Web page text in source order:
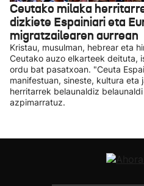
Ceutako milaka
dizkiete Espainiari eta
migratzailearen aurrean
Kristau, musulman, hebrear eta
Ceutako auzo elkarteek deituta,
ordu bat pasatxoan. "Ceuta
manifestuan, sineste, kultura eta
herritarrek belaunaldiz
azpimarratuz.